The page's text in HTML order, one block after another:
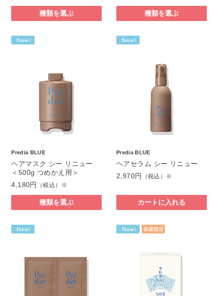
種類を選ぶ 種類を選ぶ
Predia BLUE
ヘアマスク シー リニュー
＜500g つめかえ用＞
4,180円
（税込）※
種類を選ぶ
Predia BLUE
ヘアセラム シー リニュー
2,970円
（税込）※
カートに入れる